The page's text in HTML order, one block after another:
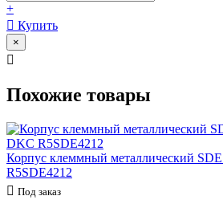
+
Купить
×
Похожие товары
Корпус клеммный металлический
R5SDE4212
Под заказ